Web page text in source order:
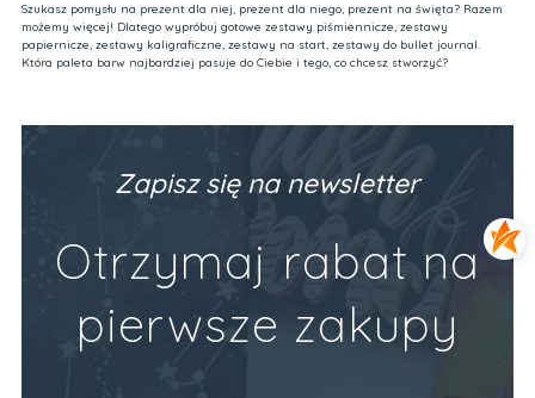
Szukasz pomysłu na prezent dla niej, prezent dla niego, prezent na święta? Razem
możemy więcej! Dlatego wypróbuj gotowe zestawy piśmiennicze, zestawy
papiernicze, zestawy kaligraficzne, zestawy na start, zestawy do bullet journal.
Która paleta barw najbardziej pasuje do Ciebie i tego, co chcesz stworzyć?
Zapisz się na newsletter
Otrzymaj rabat na
pierwsze zakupy